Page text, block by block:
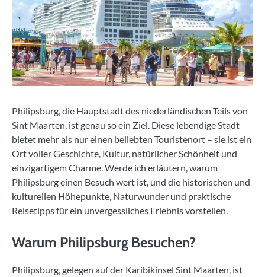
Philipsburg, die Hauptstadt des niederländischen Teils von
Sint Maarten, ist genau so ein Ziel. Diese lebendige Stadt
bietet mehr als nur einen beliebten Touristenort – sie ist ein
Ort voller Geschichte, Kultur, natürlicher Schönheit und
einzigartigem Charme. Werde ich erläutern, warum
Philipsburg einen Besuch wert ist, und die historischen und
kulturellen Höhepunkte, Naturwunder und praktische
Reisetipps für ein unvergessliches Erlebnis vorstellen.
Warum Philipsburg Besuchen?
Philipsburg, gelegen auf der Karibikinsel Sint Maarten, ist